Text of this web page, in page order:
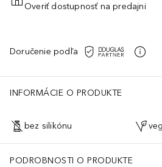
PRIDAŤ DO
Overiť dostupnosť na predajni
Doručenie podľa
INFORMÁCIE O PRODUKTE
bez silikónu
PODROBNOSTI O PRODUKTE